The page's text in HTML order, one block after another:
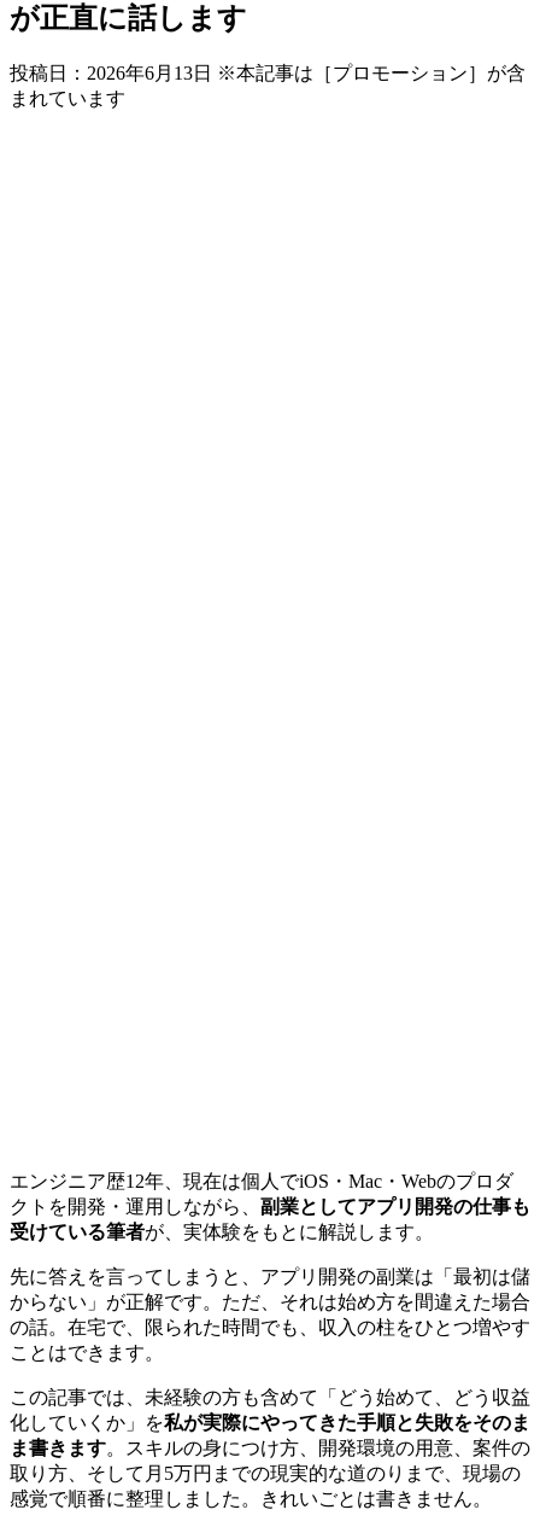
が正直に話します
投稿日： 2026年6月13日 ※本記事は［プロモーション］が含
まれています
エンジニア歴12年、現在は個人でiOS・Mac・Webのプロダ
クトを開発・運用しながら、 副業としてアプリ開発の仕事も
受けている筆者が、実体験をもとに解説します。
先に答えを言ってしまうと、アプリ開発の副業は「最初は儲
からない」が正解です。ただ、それは始め方を間違えた場合
の話。在宅で、限られた時間でも、収入の柱をひとつ増やす
ことはできます。
この記事では、未経験の方も含めて「どう始めて、どう収益
化していくか」を私が実際にやってきた手順と失敗をそのま
ま書きます。スキルの身につけ方、開発環境の用意、案件の
取り方、そして 月5万円までの現実的な道のりまで、現場の
感覚で順番に整理しました 。きれいごとは書きません。